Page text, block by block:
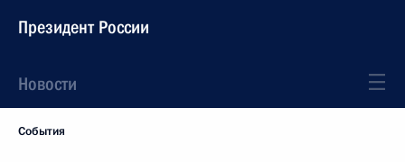
Президент России
Новости
События